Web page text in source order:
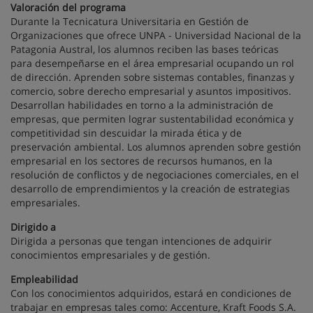
Valoración del programa
Durante la Tecnicatura Universitaria en Gestión de
Organizaciones que ofrece UNPA - Universidad Nacional de la
Patagonia Austral, los alumnos reciben las bases teóricas
para desempeñarse en el área empresarial ocupando un rol
de dirección. Aprenden sobre sistemas contables, finanzas y
comercio, sobre derecho empresarial y asuntos impositivos.
Desarrollan habilidades en torno a la administración de
empresas, que permiten lograr sustentabilidad económica y
competitividad sin descuidar la mirada ética y de
preservación ambiental. Los alumnos aprenden sobre gestión
empresarial en los sectores de recursos humanos, en la
resolución de conflictos y de negociaciones comerciales, en el
desarrollo de emprendimientos y la creación de estrategias
empresariales.
Dirigido a
Dirigida a personas que tengan intenciones de adquirir
conocimientos empresariales y de gestión.
Empleabilidad
Con los conocimientos adquiridos, estará en condiciones de
trabajar en empresas tales como: Accenture, Kraft Foods S.A.